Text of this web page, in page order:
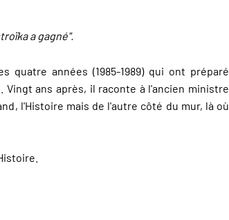
a gagné".
quatre années (1985-1989) qui ont préparé
ans après, il raconte à l'ancien ministre
l'Histoire mais de l'autre côté du mur, là où